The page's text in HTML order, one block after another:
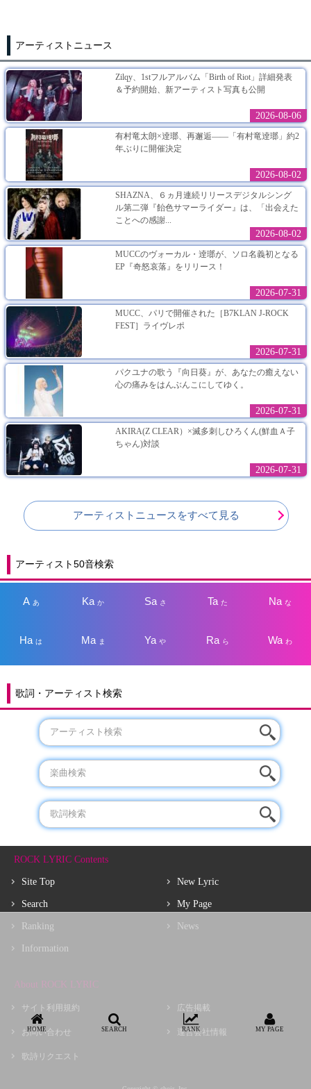
アーティストニュース
Zilqy、1stフルアルバム「Birth of Riot」詳細発表
＆予約開始、新アーティスト写真も公開
2026-08-06
有村竜太朗×逹瑯、再邂逅――「有村竜逹瑯」約2
年ぶりに開催決定
2026-08-02
SHAZNA、６ヵ月連続リリースデジタルシング
ル第二弾『飴色サマーライダー』は、「出会えた
ことへの感謝...
2026-08-02
MUCCのヴォーカル・逹瑯が、ソロ名義初となる
EP『奇怒哀落』をリリース！
2026-07-31
MUCC、パリで開催された［B7KLAN J-ROCK
FEST］ライヴレポ
2026-07-31
パクユナの歌う『向日葵』が、あなたの癒えない
心の痛みをはんぶんこにしてゆく。
2026-07-31
AKIRA(Z CLEAR）×滅多刺しひろくん(鮮血Ａ子
ちゃん)対談
2026-07-31
アーティストニュースをすべて見る
アーティスト50音検索
A あ Kaか Sa さ Taた Na な
Haは Ma ま Yaや Ra ら Wa わ
歌詞・アーティスト検索
ROCK LYRIC Contents
Site Top
Search
Ranking
Information
New Lyric
My Page
News
About ROCK LYRIC
サイト利用規約
お問い合わせ
歌詩リクエスト
広告掲載
運営会社情報
HOME SEARCH RANK MY PAGE